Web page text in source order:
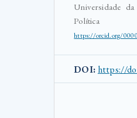
Universidade
Política
https://orcid.org/
DOI: https://